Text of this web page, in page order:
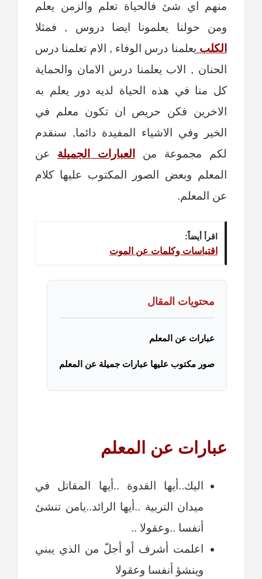
منهم اي شئ فالحياة تعلم والزمن يعلم
ومن حولنا يعلمونا ايضا دروس , فمثلا
الكلب يعلمنا درس الوفاء , الام تعلمنا درس
الحنان , الاب يعلمنا درس الامان والحماية
كل منا في هذه الحياة لديه دور يعلم به
الاخرين فكن حريص ان تكون معلم في
الخير وفي الاشياء المفيدة دائما, سنقدم
لكم مجموعة من
العبارات الجميلة عن
المعلم وبعض الصور المكتوب عليها كلام
عن المعلم.
اقرأ أيضاً:
اقتباسات وكلمات عن الموت
محتويات المقال
عبارات عن المعلم
صور مكتوب عليها عبارات جميلة عن المعلم
عبارات عن المعلم
اليك..أيها القدوة ..أيها المقاتل في
ميدان التربية ..أيها الرائد..يامن تنشئ
أنفسا ..وعقولا ..
اعلمت أشرف أو أجلّ من الذي يبني
وينشؤ أنفسا وعقولا